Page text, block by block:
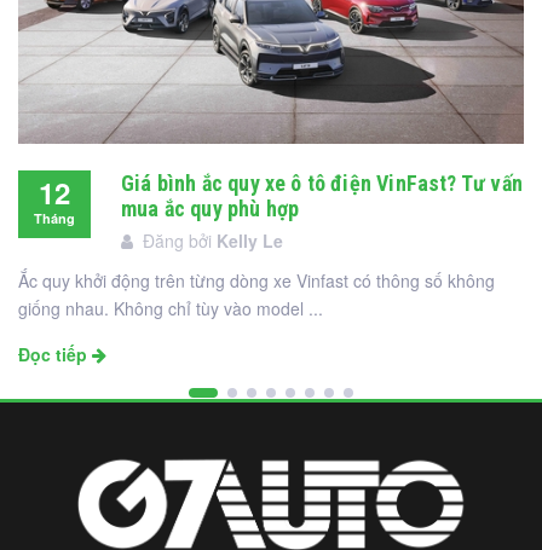
12
Tháng
Giá bình ắc quy xe ô tô điện VinFast? Tư vấn
mua ắc quy phù hợp
Đăng bởi Kelly Le
Ắc quy khởi động trên từng dòng xe Vinfast có thông số không
giống nhau. Không chỉ tùy vào model ...
Đọc tiếp